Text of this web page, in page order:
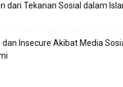
dari Tekanan Sosial dalam
dan Insecure Akibat Media